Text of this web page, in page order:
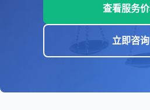
查看服务
立即咨询